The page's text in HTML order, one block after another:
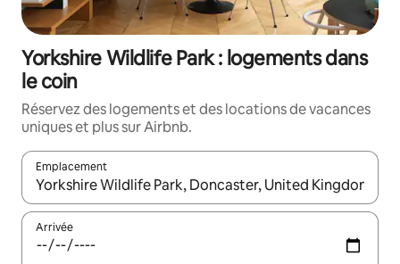
Yorkshire Wildlife Park : logements dans
le coin
Réservez des logements et des locations de vacances
uniques et plus sur Airbnb.
Emplacement
Quand les résultats sont affichés, parcourez-les en utilisant
Arrivée